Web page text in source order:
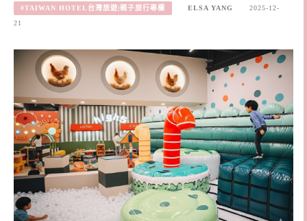
#TAIWAN HOTEL台灣旅遊|親子旅行專欄 ELSA YANG
2025-12-
21